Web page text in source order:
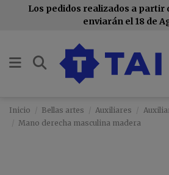
Los pedidos realizados a partir
enviarán el 18 de
Inicio Bellas artes Auxiliares
Mano derecha masculina madera